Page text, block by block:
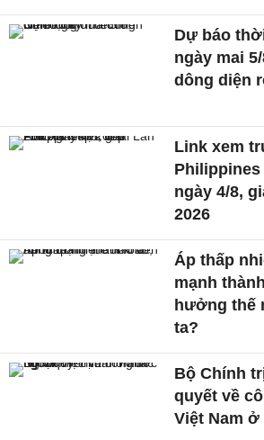
Dự báo
ngày mai
dông diện
Link xem
Philippines
ngày 4/8,
2026
Áp thấp
mạnh
hưởng thế
ta?
Bộ Chính
quyết về
Việt Nam